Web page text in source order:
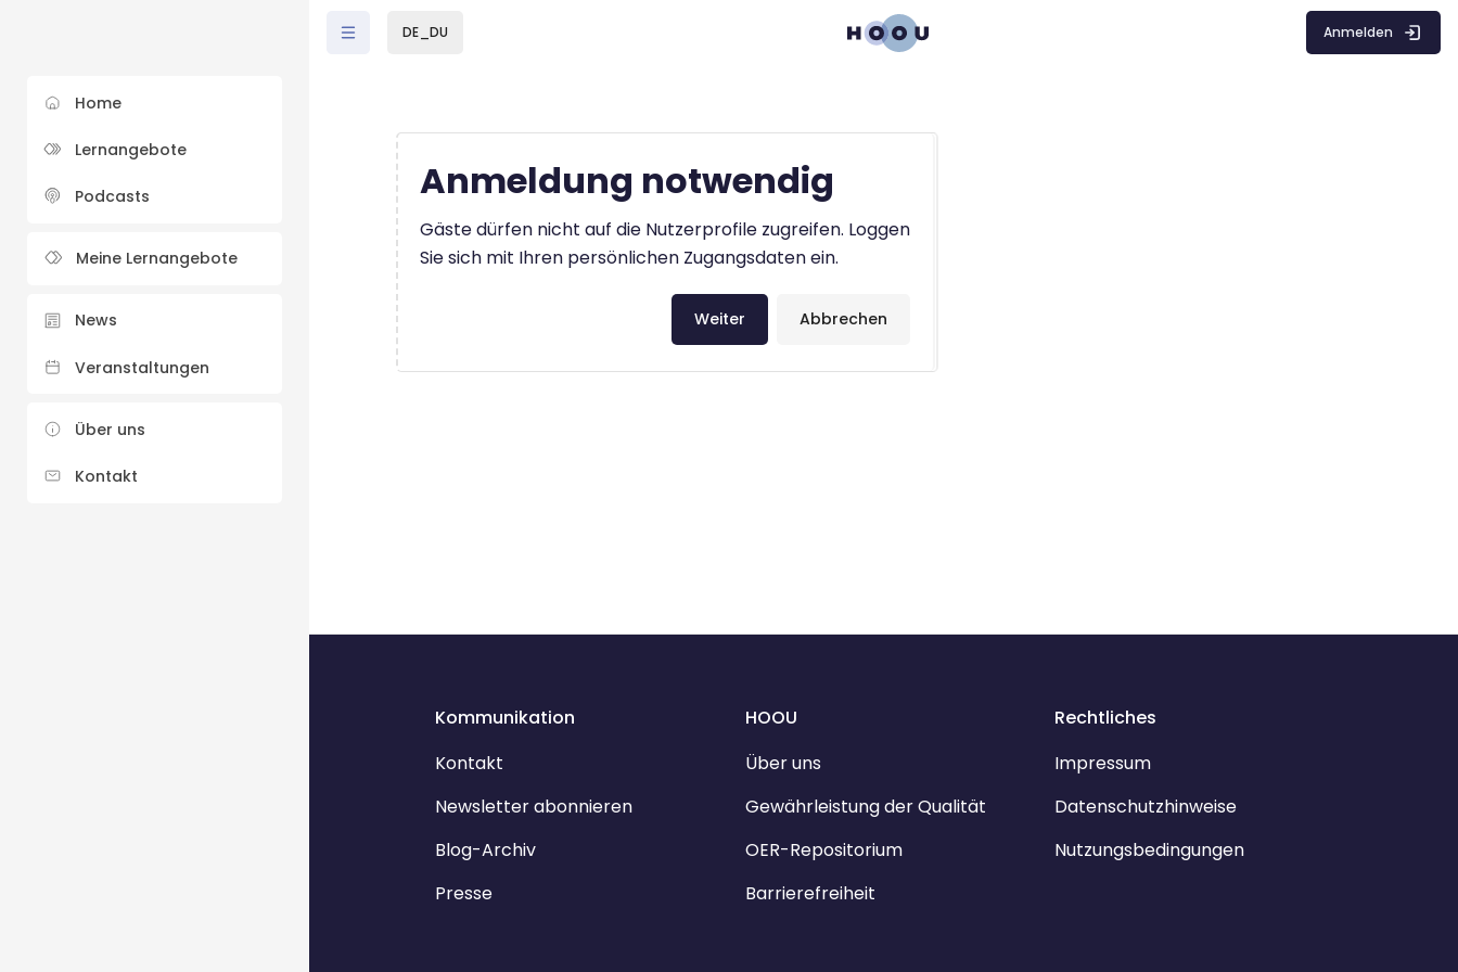
Home
Lernangebote
Podcasts
Meine Lernangebote
News
Veranstaltungen
Über uns
Kontakt
DE_DU Anmelden
Anmeldung notwendig
Gäste dürfen nicht auf die Nutzerprofile zugreifen. Loggen
Sie sich mit Ihren persönlichen Zugangsdaten ein.
Abbrechen
Weiter
Kommunikation
Kontakt
Newsletter abonnieren
Blog-Archiv
Presse
HOOU
Über uns
Gewährleistung der Qualität
OER-Repositorium
Barrierefreiheit
Rechtliches
Impressum
Datenschutzhinweise
Nutzungsbedingungen